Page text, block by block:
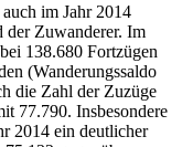
im Jahr 2014
der Zuwanderer. Im
138.680 Fortzügen
(Wanderungssaldo
die Zahl der Zuzüge
77.790. Insbesondere
2014 ein deutlicher